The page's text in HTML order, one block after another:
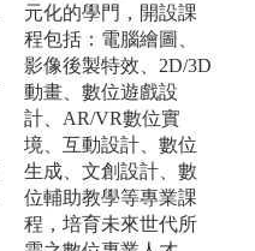
元化的學門，開設課
程包括：電腦繪圖、
影像後製特效、2D/3D
動畫、數位遊戲設
計、AR/VR數位實
境、互動設計、數位
生成、文創設計、數
位輔助教學等專業課
程，培育未來世代所